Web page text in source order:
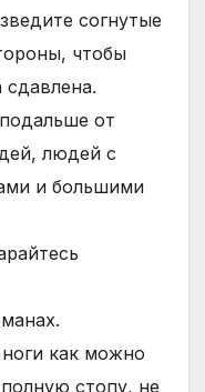
согнутые
чтобы
сдавлена.
от
людей с
и большими
как можно
стопу, не